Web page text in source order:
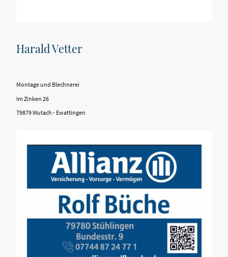
Harald Vetter
Montage und Blechnerei
Im Zinken 26
79879 Wutach - Ewattingen